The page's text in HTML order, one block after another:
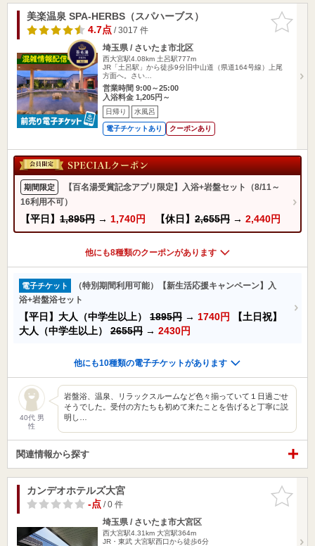
お気に入
りに追加
美楽温泉 SPA-HERBS（スパハーブス）
4.7点/ 3017 件
埼玉県 / さいたま市北区
西大宮駅4.08km 土呂駅777m
JR「土呂駅」から徒歩9分旧中山道（県道164号線）上尾
方面へ。さい…
営業時間 9:00～25:00
入浴料金 1,205円～
日帰り 水風呂
電子チケットあり クーポンあり
期間限定
【百名湯受賞記念アプリ限定】入浴+岩盤セット（8/11～
16利用不可）
【平日】 1,895円 → 1,740円 【休日】 2,655円 → 2,440円
他にも8種類のクーポンがあります
電子チケット
（特別期間利用可能）【新生活応援キャンペーン】入
浴+岩盤浴セット
【平日】大人（中学生以上） 1895円 → 1740円
【土日祝】
大人（中学生以上） 2655円 → 2430円
他にも10種類の電子チケットがあります
40代 男
性
岩盤浴、温泉、リラックスルームなど色々揃っていて１日過ごせ
そうでした。受付の方たちも初めて来たことを告げると丁寧に説
明し…
関連情報から探す
お気に入
りに追加
カンデオホテルズ大宮
-点/ 0 件
埼玉県 / さいたま市大宮区
西大宮駅4.31km 大宮駅364m
JR・東武 大宮駅西口から徒歩6分